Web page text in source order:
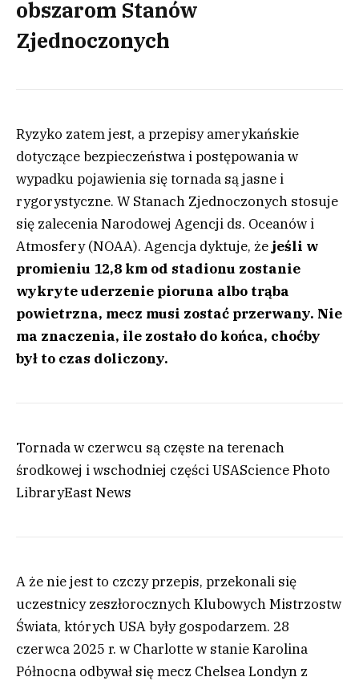
obszarom Stanów
Zjednoczonych
Ryzyko zatem jest, a przepisy amerykańskie
dotyczące bezpieczeństwa i postępowania w
wypadku pojawienia się tornada są jasne i
rygorystyczne. W Stanach Zjednoczonych stosuje
się zalecenia Narodowej Agencji ds. Oceanów i
Atmosfery (NOAA). Agencja dyktuje, że jeśli w
promieniu 12,8 km od stadionu zostanie
wykryte uderzenie pioruna albo trąba
powietrzna, mecz musi zostać przerwany. Nie
ma znaczenia, ile zostało do końca, choćby
był to czas doliczony.
Tornada w czerwcu są częste na terenach
środkowej i wschodniej części USAScience Photo
LibraryEast News
A że nie jest to czczy przepis, przekonali się
uczestnicy zeszłorocznych Klubowych Mistrzostw
Świata, których USA były gospodarzem. 28
czerwca 2025 r. w Charlotte w stanie Karolina
Północna odbywał się mecz Chelsea Londyn z